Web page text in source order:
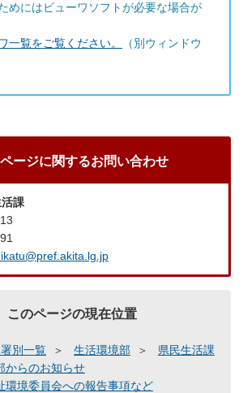
めにはビューワソフトが必要な場合が
一覧をご覧ください。
（別ウィンドウ
ージに関するお問い合わせ
課
このページの現在位置
別一覧 生活環境部
県民生活課
からのお知らせ
環境委員会への報告事項など